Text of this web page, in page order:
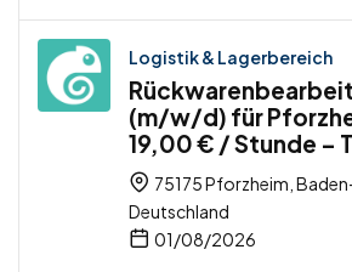
Logistik & Lagerbereich
(m/w/d) für
19,00 € / Stunde –
75175 Pforzheim,
Deutschland
01/08/2026